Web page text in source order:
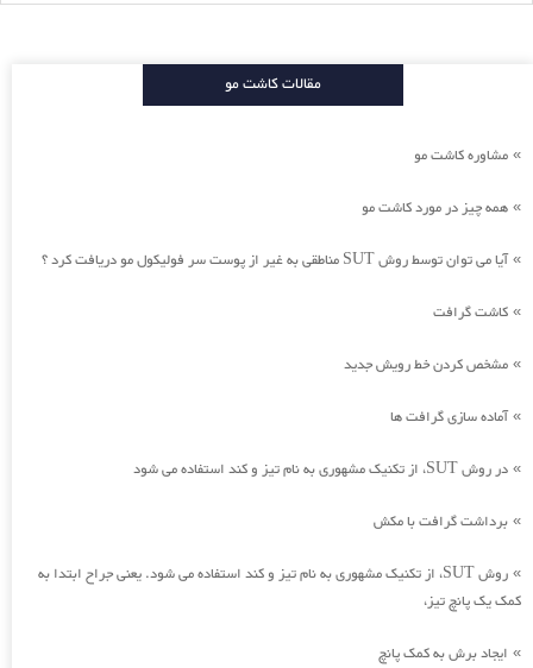
مقالات کاشت مو
» مشاوره کاشت مو
» همه چیز در مورد کاشت مو
»آیا می توان توسط روش SUT مناطقی به غیر از پوست سر فولیکول مو دریافت کرد ؟
» کاشت گرافت
» مشخص کردن خط رویش جدید
»آماده سازی گرافت ها
» در روش SUT، از تکنیک مشهوری به نام تیز و کند استفاده می شود
» برداشت گرافت با مکش
»
روش SUT، از تکنیک مشهوری به نام تیز و کند استفاده می شود. یعنی جراح ابتدا به
کمک یک پانچ تیز،
» ایجاد برش به کمک پانچ